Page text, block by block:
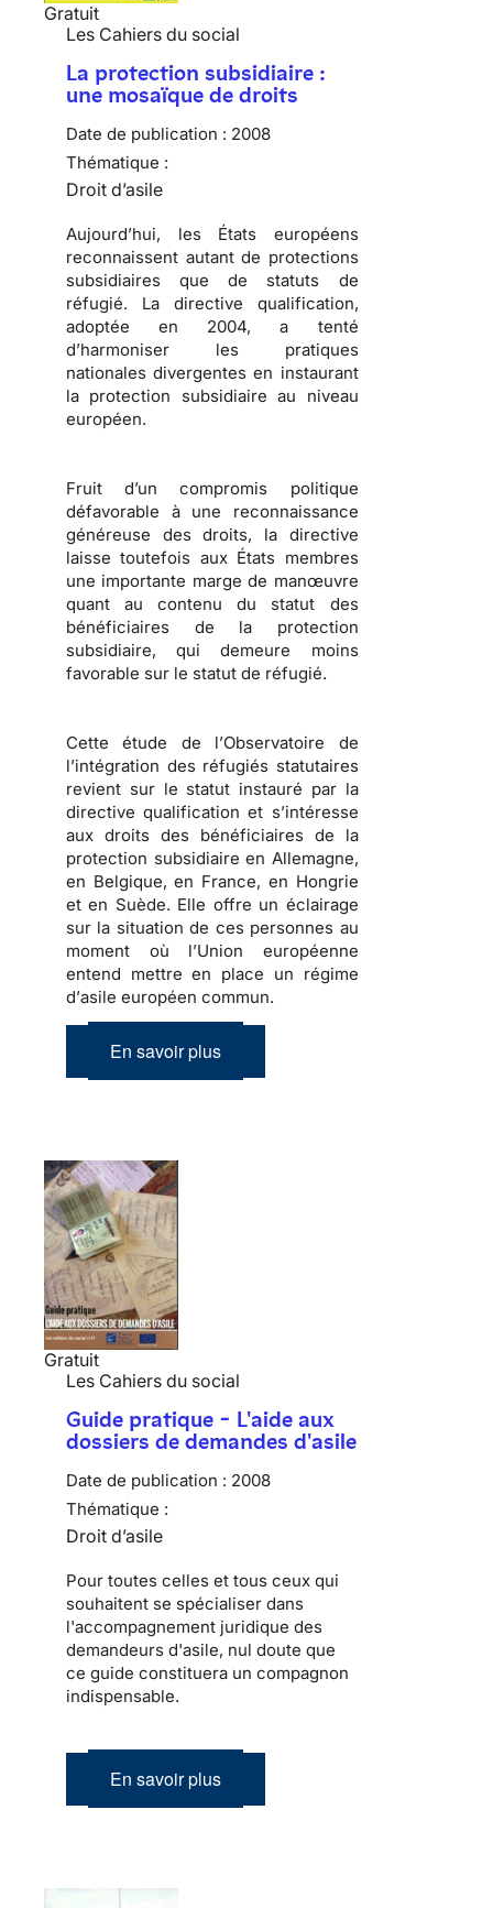
Gratuit
Les Cahiers du social
La protection subsidiaire :
une mosaïque de droits
Date de publication : 2008
Thématique :
Droit d’asile
Aujourd’hui, les États européens
reconnaissent autant de protections
subsidiaires que de statuts de
réfugié. La directive qualification,
adoptée en 2004, a tenté
d’harmoniser les pratiques
nationales divergentes en instaurant
la protection subsidiaire au niveau
européen.
Fruit d’un compromis politique
défavorable à une reconnaissance
généreuse des droits, la directive
laisse toutefois aux États membres
une importante marge de manœuvre
quant au contenu du statut des
bénéficiaires de la protection
subsidiaire, qui demeure moins
favorable sur le statut de réfugié.
Cette étude de l’Observatoire de
l’intégration des réfugiés statutaires
revient sur le statut instauré par la
directive qualification et s’intéresse
aux droits des bénéficiaires de la
protection subsidiaire en Allemagne,
en Belgique, en France, en Hongrie
et en Suède. Elle offre un éclairage
sur la situation de ces personnes au
moment où l’Union européenne
entend mettre en place un régime
d’asile européen commun.
En savoir plus
Gratuit
Les Cahiers du social
Guide pratique - L'aide aux
dossiers de demandes d'asile
Date de publication : 2008
Thématique :
Droit d’asile
Pour toutes celles et tous ceux qui
souhaitent se spécialiser dans
l'accompagnement juridique des
demandeurs d'asile, nul doute que
ce guide constituera un compagnon
indispensable.
En savoir plus